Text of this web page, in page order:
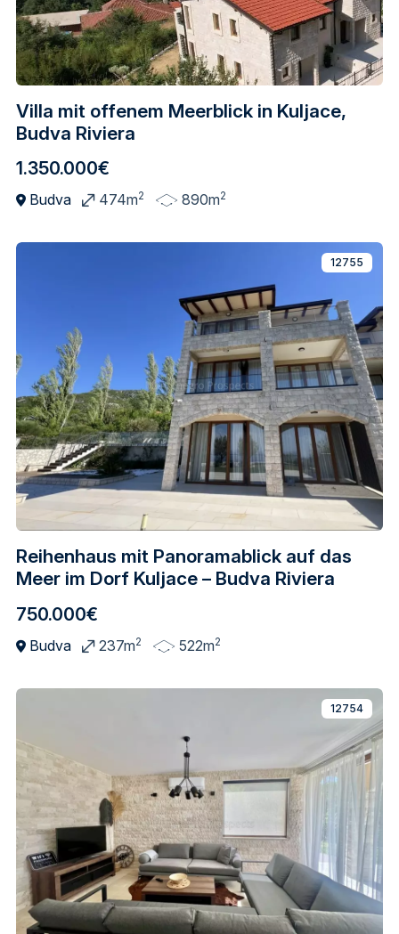
Villa mit offenem Meerblick in Kuljace,
Budva Riviera
1.350.000€
Budva 474m2 890m2
Reihenhaus mit Panoramablick auf das
Meer im Dorf Kuljace – Budva Riviera
12755
750.000€
Budva 237m2 522m2
12754